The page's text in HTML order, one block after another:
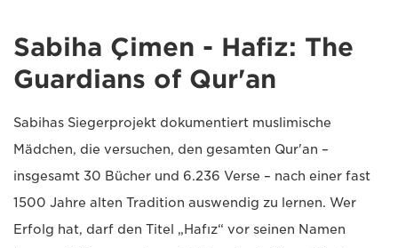
Sabiha Çimen - Hafiz: The
Guardians of Qur'an
Sabihas Siegerprojekt dokumentiert muslimische
Mädchen, die versuchen, den gesamten Qur'an –
insgesamt 30 Bücher und 6.236 Verse – nach einer fast
1500 Jahre alten Tradition auswendig zu lernen. Wer
Erfolg hat, darf den Titel „Hafız“ vor seinen Namen